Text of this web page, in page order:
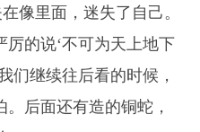
像里面，迷失了自己。
的说‘不可为天上地下
们继续往后看的时候，
后面还有造的铜蛇，